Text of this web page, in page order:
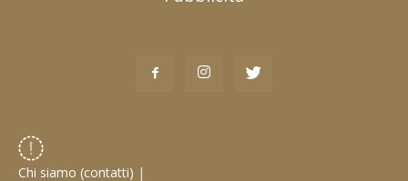
Chi siamo (contatti) |